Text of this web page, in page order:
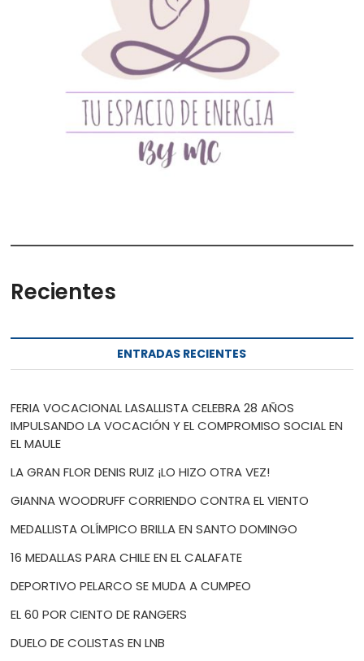
Recientes
ENTRADAS RECIENTES
FERIA VOCACIONAL LASALLISTA CELEBRA 28 AÑOS
IMPULSANDO LA VOCACIÓN Y EL COMPROMISO SOCIAL EN
EL MAULE
LA GRAN FLOR DENIS RUIZ ¡LO HIZO OTRA VEZ!
GIANNA WOODRUFF CORRIENDO CONTRA EL VIENTO
MEDALLISTA OLÍMPICO BRILLA EN SANTO DOMINGO
16 MEDALLAS PARA CHILE EN EL CALAFATE
DEPORTIVO PELARCO SE MUDA A CUMPEO
EL 60 POR CIENTO DE RANGERS
DUELO DE COLISTAS EN LNB